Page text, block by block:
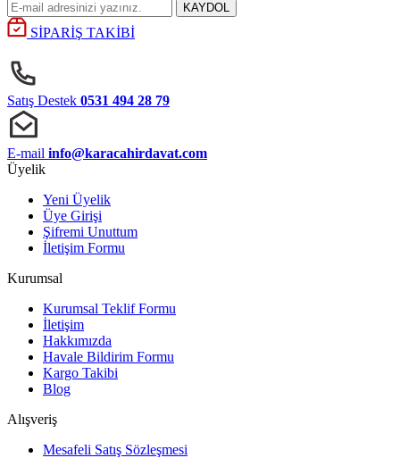
KAYDOL
SİPARİŞ TAKİBİ
Satış Destek 0531 494 28 79
E-mail info@karacahirdavat.com
Üyelik
Yeni Üyelik
Üye Girişi
Şifremi Unuttum
İletişim Formu
Kurumsal
Kurumsal Teklif Formu
İletişim
Hakkımızda
Havale Bildirim Formu
Kargo Takibi
Blog
Alışveriş
Mesafeli Satış Sözleşmesi